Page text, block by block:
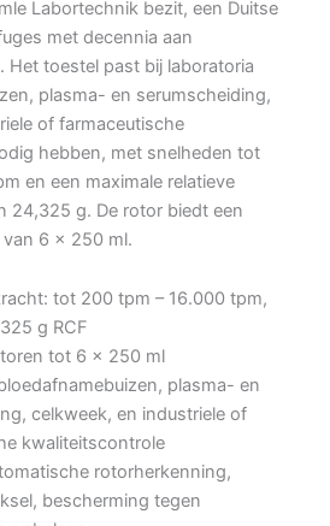
Labortechnik bezit, een Duitse
met decennia aan
Het toestel past bij laboratoria
plasma- en serumscheiding,
of farmaceutische
hebben, met snelheden tot
en een maximale relatieve
24,325 g. De rotor biedt een
van 6 x 250 ml.
tot 200 tpm – 16.000 tpm,
g RCF
tot 6 x 250 ml
plasma- en
celkweek, en industriele of
kwaliteitscontrole
rotorherkenning,
bescherming tegen